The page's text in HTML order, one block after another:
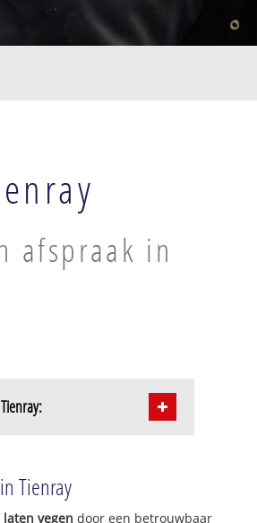
afspraak in
Tienray
vegen door een betrouwbaar